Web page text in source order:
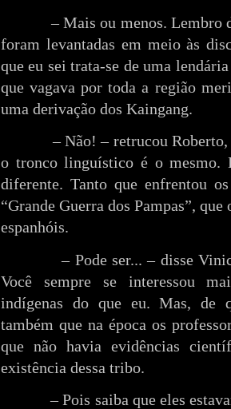
– Mais ou menos. Lembro
foram levantadas em meio às
que eu sei trata-se de uma
que vagava por toda a região
uma derivação dos Kaingang.
– Não! – retrucou
o tronco linguístico é o mesmo.
diferente. Tanto que enfrentou
“Grande Guerra dos Pampas”,
espanhóis.
– Pode ser... – disse
Você sempre se interessou
indígenas do que eu. Mas, de
também que na época os
que não havia evidências
existência dessa tribo.
– Pois saiba que eles